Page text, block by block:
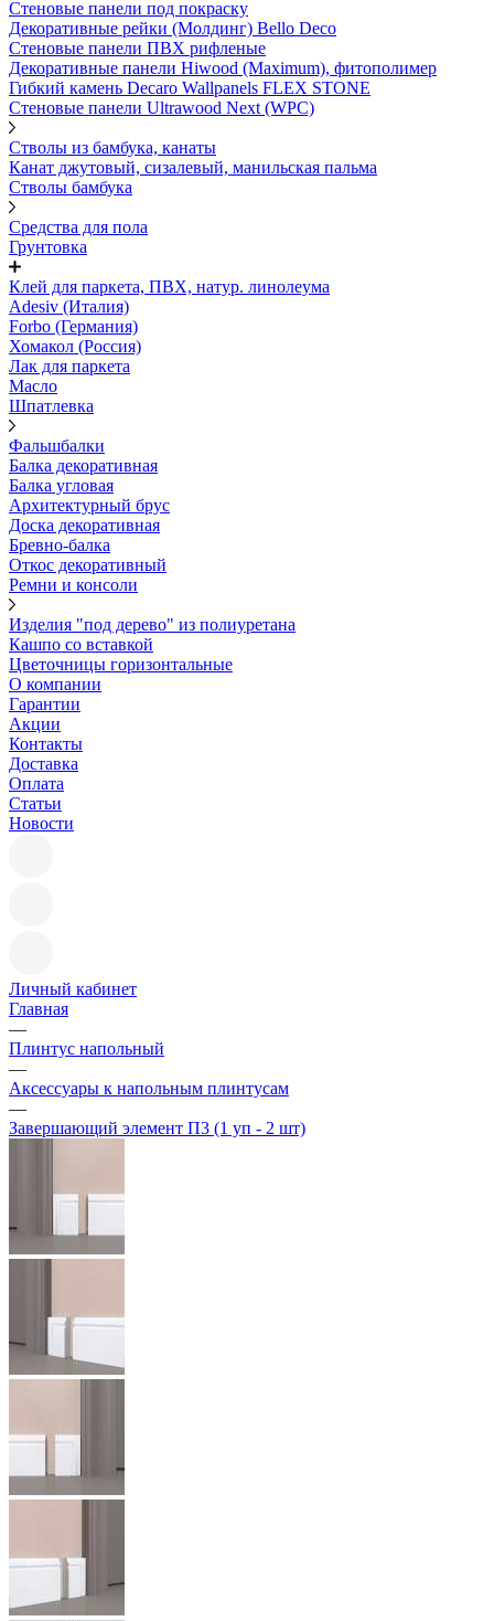
Стеновые панели под покраску
Декоративные рейки (Молдинг) Bello Deco
Стеновые панели ПВХ рифленыe
Декоративные панели Hiwood (Maximum), фитополимер
Гибкий камень Decaro Wallpanels FLEX STONE
Стеновые панели Ultrawood Next (WPC)
Стволы из бамбука, канаты
Канат джутовый, сизалевый, манильская пальма
Стволы бамбука
Средства для пола
Грунтовка
Клей для паркета, ПВХ, натур. линолеума
Adesiv (Италия)
Forbo (Германия)
Хомакол (Россия)
Лак для паркета
Масло
Шпатлевка
Фальшбалки
Балка декоративная
Балка угловая
Архитектурный брус
Доска декоративная
Бревно-балка
Откос декоративный
Ремни и консоли
Изделия "под дерево" из полиуретана
Кашпо со вставкой
Цветочницы горизонтальные
О компании
Гарантии
Акции
Контакты
Доставка
Оплата
Статьи
Новости
Личный кабинет
Главная
—
Плинтус напольный
—
Аксессуары к напольным плинтусам
—
Завершающий элемент П3 (1 уп - 2 шт)